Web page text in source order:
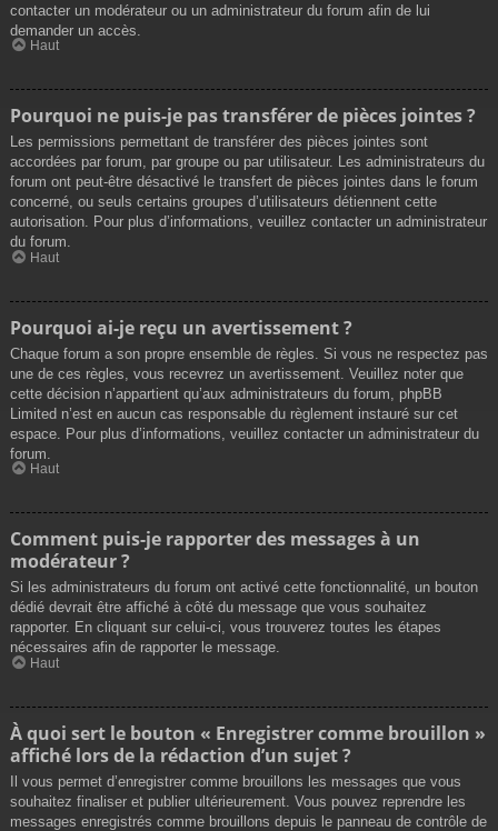
contacter un modérateur ou un administrateur du forum afin de lui
demander un accès.
Haut
Pourquoi ne puis-je pas transférer de pièces jointes ?
Les permissions permettant de transférer des pièces jointes sont
accordées par forum, par groupe ou par utilisateur. Les administrateurs du
forum ont peut-être désactivé le transfert de pièces jointes dans le forum
concerné, ou seuls certains groupes d’utilisateurs détiennent cette
autorisation. Pour plus d’informations, veuillez contacter un administrateur
du forum.
Haut
Pourquoi ai-je reçu un avertissement ?
Chaque forum a son propre ensemble de règles. Si vous ne respectez pas
une de ces règles, vous recevrez un avertissement. Veuillez noter que
cette décision n’appartient qu’aux administrateurs du forum, phpBB
Limited n’est en aucun cas responsable du règlement instauré sur cet
espace. Pour plus d’informations, veuillez contacter un administrateur du
forum.
Haut
Comment puis-je rapporter des messages à un
modérateur ?
Si les administrateurs du forum ont activé cette fonctionnalité, un bouton
dédié devrait être affiché à côté du message que vous souhaitez
rapporter. En cliquant sur celui-ci, vous trouverez toutes les étapes
nécessaires afin de rapporter le message.
Haut
À quoi sert le bouton « Enregistrer comme brouillon »
affiché lors de la rédaction d’un sujet ?
Il vous permet d’enregistrer comme brouillons les messages que vous
souhaitez finaliser et publier ultérieurement. Vous pouvez reprendre les
messages enregistrés comme brouillons depuis le panneau de contrôle de